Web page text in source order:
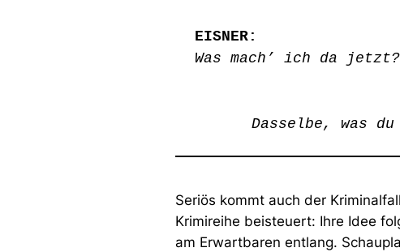
EISNER:
Was mach’ ich da jetzt?
Dasselbe, was
Seriös kommt auch der
Krimireihe beisteuert: Ihre Idee
am Erwartbaren entlang.